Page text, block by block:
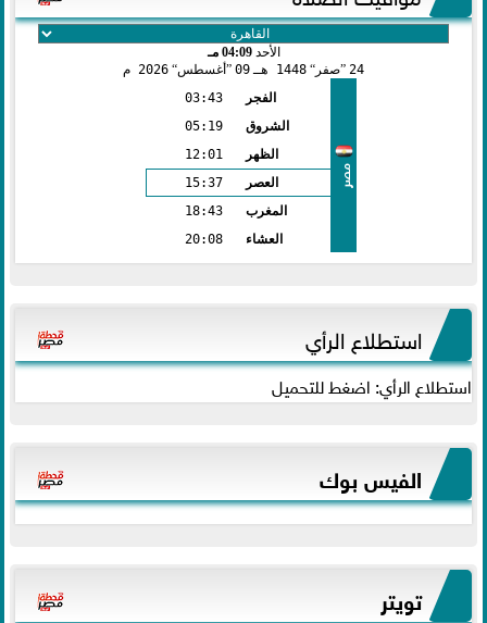
الأحد04:09 مـ
24 صفر 1448 هـ 09 أغسطس 2026 م
مصر
الفجر
03:43
الشروق
05:19
الظهر
12:01
العصر
15:37
المغرب
18:43
العشاء
20:08
استطلاع الرأي
استطلاع الرأي: اضغط للتحميل
الفيس بوك
تويتر